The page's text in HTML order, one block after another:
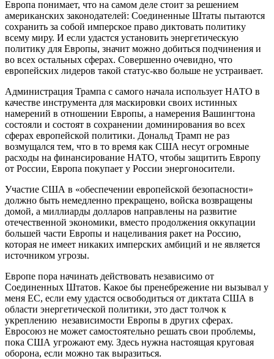
Европа понимает, что на самом деле стоит за решением
американских законодателей: Соединенные Штаты пытаются
сохранить за собой имперское право диктовать политику
всему миру. И если удастся установить энергетическую
политику для Европы, значит можно добиться подчинения и
во всех остальных сферах. Совершенно очевидно, что
европейских лидеров такой статус-кво больше не устраивает.
Администрация Трампа с самого начала использует НАТО в
качестве инструмента для маскировки своих истинных
намерений в отношении Европы, а намерения Вашингтона
состояли и состоят в сохранении доминирования во всех
сферах европейской политики. Дональд Трамп не раз
возмущался тем, что в то время как США несут огромные
расходы на финансирование НАТО, чтобы защитить Европу
от России, Европа покупает у России энергоносители.
Участие США в «обеспечении европейской безопасности»
должно быть немедленно прекращено, войска возвращены
домой, а миллиарды долларов направлены на развитие
отечественной экономики, вместо продолжения оккупации
большей части Европы и нацеливания ракет на Россию,
которая не имеет никаких имперских амбиций и не является
источником угрозы.
Европе пора начинать действовать независимо от
Соединенных Штатов. Какое бы пренебрежение ни вызывал у
меня ЕС, если ему удастся освободиться от диктата США в
области энергетической политики, это даст толчок к
укреплению независимости Европы в других сферах.
Евросоюз не может самостоятельно решать свои проблемы,
пока США угрожают ему. Здесь нужна настоящая круговая
оборона, если можно так выразиться.